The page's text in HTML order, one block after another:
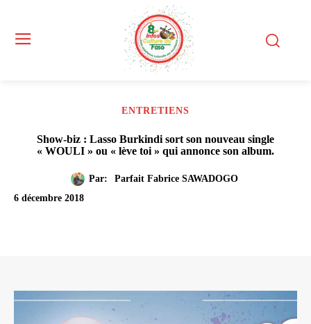
ENTRETIENS
Show-biz : Lasso Burkindi sort son nouveau single
« WOULI » ou « lève toi » qui annonce son album.
Par:
Parfait Fabrice SAWADOGO
6 décembre 2018